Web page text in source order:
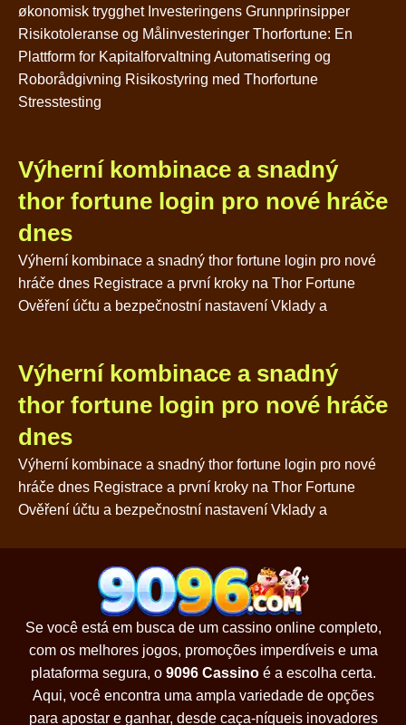
økonomisk trygghet Investeringens Grunnprinsipper
Risikotoleranse og Målinvesteringer Thorfortune: En
Plattform for Kapitalforvaltning Automatisering og
Roborådgivning Risikostyring med Thorfortune
Stresstesting
Výherní kombinace a snadný
thor fortune login pro nové hráče
dnes
Výherní kombinace a snadný thor fortune login pro nové
hráče dnes Registrace a první kroky na Thor Fortune
Ověření účtu a bezpečnostní nastavení Vklady a
Výherní kombinace a snadný
thor fortune login pro nové hráče
dnes
Výherní kombinace a snadný thor fortune login pro nové
hráče dnes Registrace a první kroky na Thor Fortune
Ověření účtu a bezpečnostní nastavení Vklady a
Se você está em busca de um cassino online completo,
com os melhores jogos, promoções imperdíveis e uma
plataforma segura, o 9096 Cassinoé a escolha certa.
Aqui, você encontra uma ampla variedade de opções
para apostar e ganhar, desde caça-níqueis inovadores